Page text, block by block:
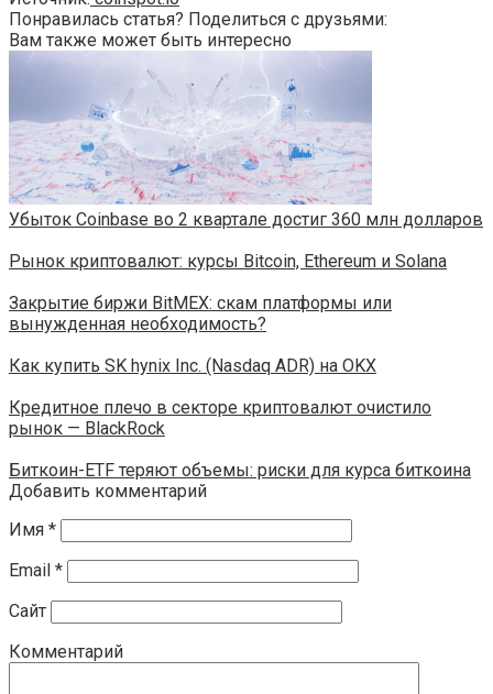
Понравилась статья? Поделиться с друзьями:
Вам также может быть интересно
Убыток Coinbase во 2 квартале достиг 360 млн долларов
Рынок криптовалют: курсы Bitcoin, Ethereum и Solana
Закрытие биржи BitMEX: скам платформы или
вынужденная необходимость?
Как купить SK hynix Inc. (Nasdaq ADR) на OKX
Кредитное плечо в секторе криптовалют очистило
рынок — BlackRock
Биткоин-ETF теряют объемы: риски для курса биткоина
Добавить комментарий
Имя *
Email *
Сайт
Комментарий